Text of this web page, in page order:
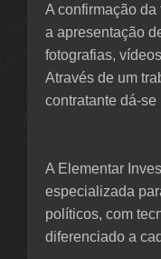
A confirmação
a apresentação
fotografias,
Através de um
contratante dá-
A Elementar
especializada
políticos, com
diferenciado a